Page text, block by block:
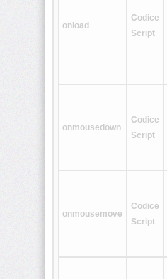
<var>
<xmp>
[CDATA[
onload
Codice
Script
onmousedown
Codice
Script
onmousemove
Codice
Script